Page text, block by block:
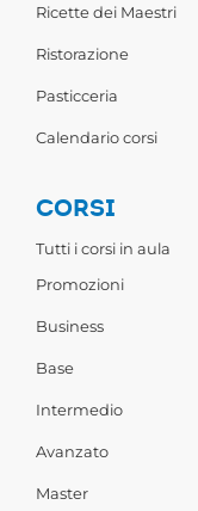
Ricette dei Maestri
Ristorazione
Pasticceria
Calendario corsi
CORSI
Tutti i corsi in aula
Promozioni
Business
Base
Intermedio
Avanzato
Master